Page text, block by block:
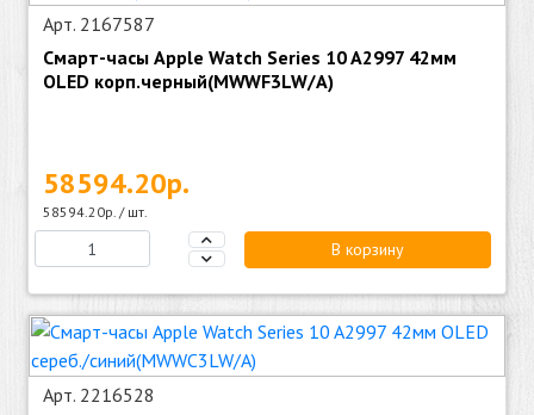
Арт. 2167587
Смарт-часы Apple Watch Series 10 A2997 42мм
OLED корп.черный(MWWF3LW/A)
58594.20р.
58594.20р. / шт.
В корзину
Арт. 2216528